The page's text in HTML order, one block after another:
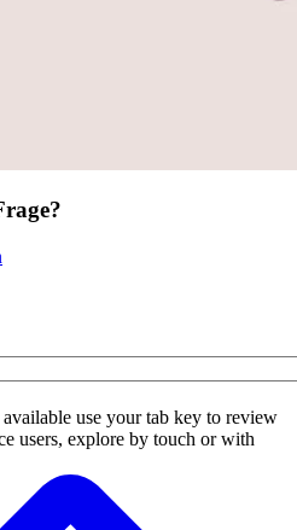
use your tab key to review
users, explore by touch or with